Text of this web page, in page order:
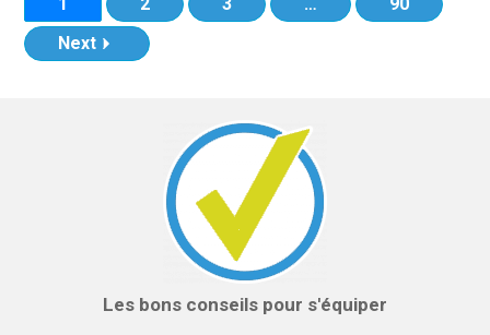
Next
Les bons conseils pour s'équiper